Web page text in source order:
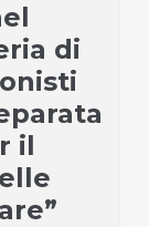
di
il